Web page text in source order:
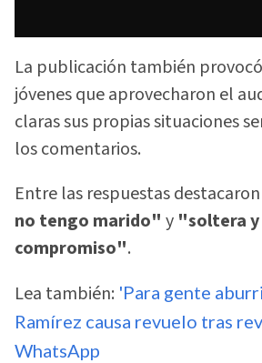
La publicación también
jóvenes que aprovecharon el
claras sus propias situaciones
los comentarios.
Entre las respuestas
no tengo marido" y "soltera y
compromiso".
Lea también: 'Para gente
Ramírez causa revuelo tras
WhatsApp